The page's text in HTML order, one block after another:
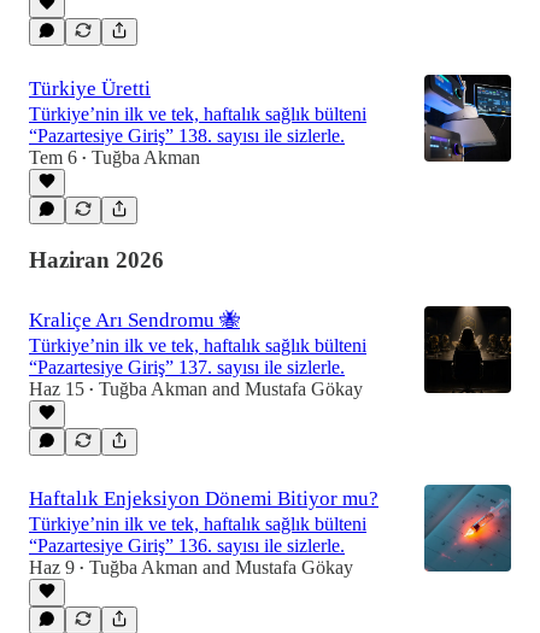
Türkiye Üretti
Türkiye’nin ilk ve tek, haftalık sağlık bülteni
“Pazartesiye Giriş” 138. sayısı ile sizlerle.
Tem 6 • Tuğba Akman
Haziran 2026
Kraliçe Arı Sendromu 🐝
Türkiye’nin ilk ve tek, haftalık sağlık bülteni
“Pazartesiye Giriş” 137. sayısı ile sizlerle.
Haz 15 • Tuğba Akman and Mustafa Gökay
Haftalık Enjeksiyon Dönemi Bitiyor mu?
Türkiye’nin ilk ve tek, haftalık sağlık bülteni
“Pazartesiye Giriş” 136. sayısı ile sizlerle.
Haz 9 • Tuğba Akman and Mustafa Gökay